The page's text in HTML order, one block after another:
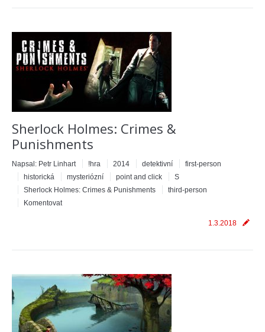
Sherlock Holmes: Crimes &
Punishments
Napsal: Petr Linhart !hra 2014 detektivní
first-person
historická
mysteriózní point and click
S
Sherlock Holmes: Crimes & Punishments
third-person
Komentovat
1.3.2018